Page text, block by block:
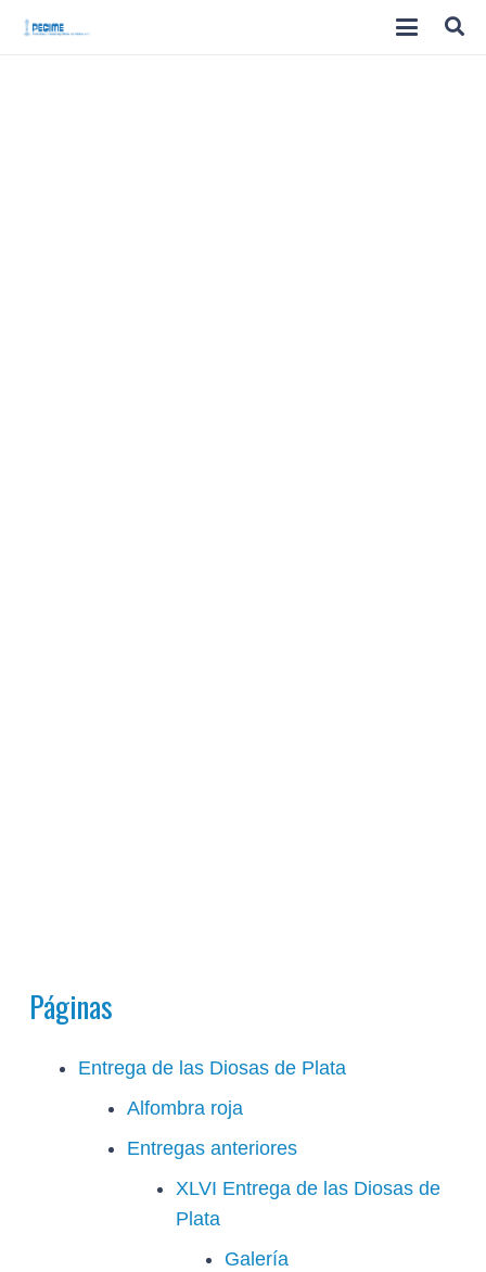
Páginas
Entrega de las Diosas de Plata
Alfombra roja
Entregas anteriores
XLVI Entrega de las Diosas de
Plata
Galería